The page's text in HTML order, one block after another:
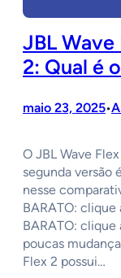
JBL Wave
2: Qual é
maio 23, 2025•
O JBL Wave
segunda versão
nesse
BARATO:
BARATO:
poucas
Flex 2 possui…